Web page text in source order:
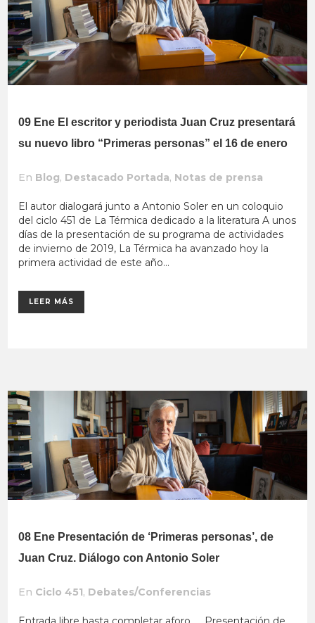
09 Ene El escritor y periodista Juan Cruz presentará
su nuevo libro “Primeras personas” el 16 de enero
En Blog, Destacado Portada, Notas de prensa
El autor dialogará junto a Antonio Soler en un coloquio
del ciclo 451 de La Térmica dedicado a la literatura A unos
días de la presentación de su programa de actividades
de invierno de 2019, La Térmica ha avanzado hoy la
primera actividad de este año...
LEER MÁS
08 Ene Presentación de ‘Primeras personas’, de
Juan Cruz. Diálogo con Antonio Soler
En Ciclo 451, Debates/Conferencias